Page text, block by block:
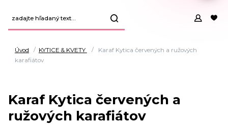
Úvod KYTICE & KVETY
Karaf Kytica červených a ružových
karafiátov
Karaf Kytica červených a
ružových karafiátov